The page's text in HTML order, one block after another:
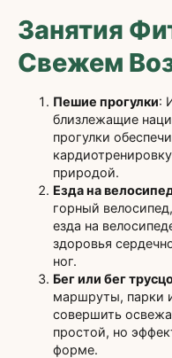
Занятия
Свежем
Пешие прогулки:
близлежащие
прогулки
природой.
Езда на
горный
езда на
здоровья
ног.
Бег или бег
маршруты, парки
совершить
простой, но
форме.